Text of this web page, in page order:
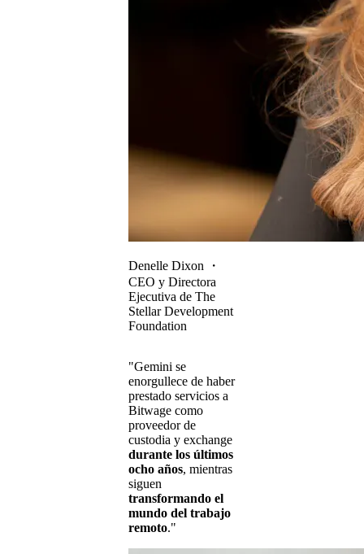
Denelle Dixon ・
CEO y Directora
Ejecutiva de The
Stellar Development
Foundation
"Gemini se
enorgullece de haber
prestado servicios a
Bitwage como
proveedor de
custodia y exchange
durante los últimos
ocho años, mientras
siguen
transformando el
mundo del trabajo
remoto."